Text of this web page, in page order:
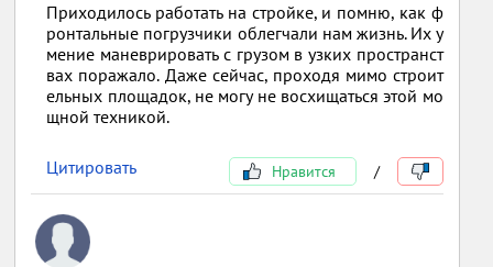
Приходилось работать на стройке, и помню, как ф
ронтальные погрузчики облегчали нам жизнь. Их у
мение маневрировать с грузом в узких пространст
вах поражало. Даже сейчас, проходя мимо строит
ельных площадок, не могу не восхищаться этой мо
щной техникой.
Цитировать Нравится /